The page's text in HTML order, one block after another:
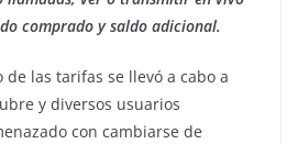
comprado y saldo adicional.
de las tarifas se llevó a cabo a
y diversos usuarios
con cambiarse de